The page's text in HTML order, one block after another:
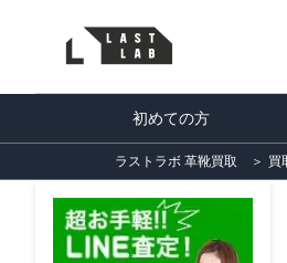
初めての方
ラストラボ 革靴買取 ＞ 買